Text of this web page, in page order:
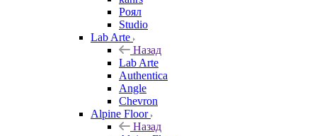
Роял
Studio
Lab Arte
Назад
Lab Arte
Authentica
Angle
Chevron
Alpine Floor
Назад